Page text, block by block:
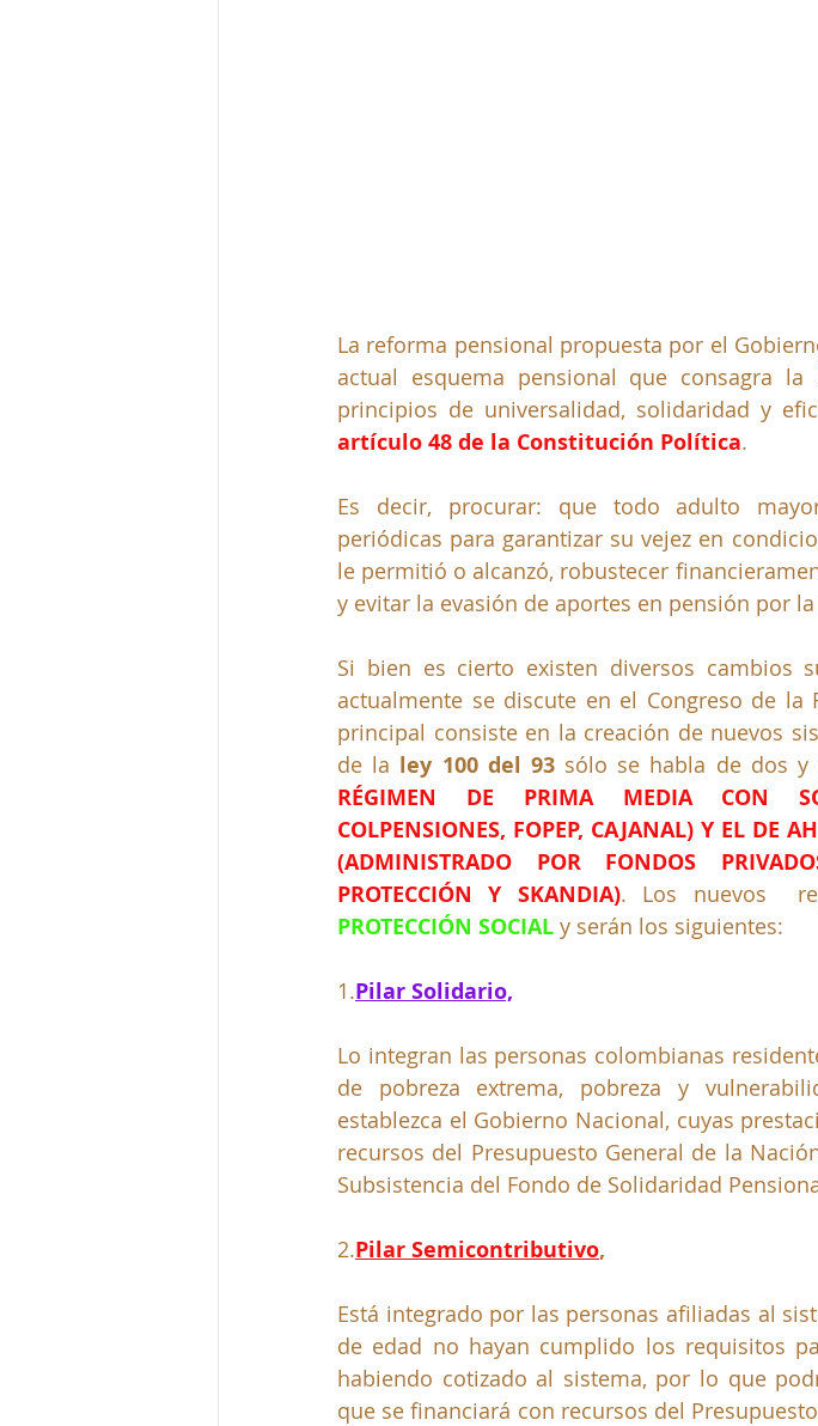
La reforma pensional propuesta por el
actual esquema pensional que consagra la
artículo 48 de la Constitución Política.
Es decir, procurar: que todo adulto
periódicas para garantizar su vejez en
le permitió o alcanzó, robustecer
y evitar la evasión de aportes en pensión por
Si bien es cierto existen diversos cambios
actualmente se discute en el Congreso de la
principal consiste en la creación de nuevos
de la ley 100 del 93
RÉGIMEN DE PRIMA MEDIA CON
COLPENSIONES, FOPEP, CAJANAL) Y EL DE
(ADMINISTRADO POR FONDOS
PROTECCIÓN Y SKANDIA)
PROTECCIÓN SOCIAL y serán los siguientes:
1.Pilar Solidario,
Lo integran las personas colombianas
de pobreza extrema, pobreza y
establezca el Gobierno Nacional, cuyas
recursos del Presupuesto General de la
Subsistencia del Fondo de Solidaridad
2.Pilar Semicontributivo,
Está integrado por las personas afiliadas al
de edad no hayan cumplido los requisitos
habiendo cotizado al sistema, por lo que
que se financiará con recursos del